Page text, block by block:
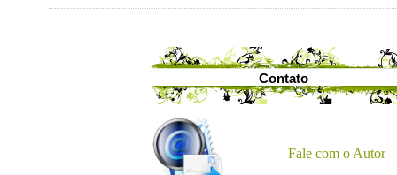
Contato
Fale com o Autor